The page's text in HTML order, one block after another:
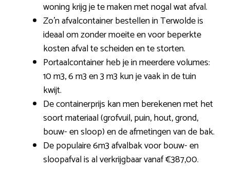
woning krijg je te maken met nogal wat afval.
Zo’n afvalcontainer bestellen in Terwolde is
ideaal om zonder moeite en voor beperkte
kosten afval te scheiden en te storten.
Portaalcontainer heb je in meerdere volumes:
10 m3, 6 m3 en 3 m3 kun je vaak in de tuin
kwijt.
De containerprijs kan men berekenen met het
soort materiaal (grofvuil, puin, hout, grond,
bouw- en sloop) en de afmetingen van de bak.
De populaire 6m3 afvalbak voor bouw- en
sloopafval is al verkrijgbaar vanaf €387,00.